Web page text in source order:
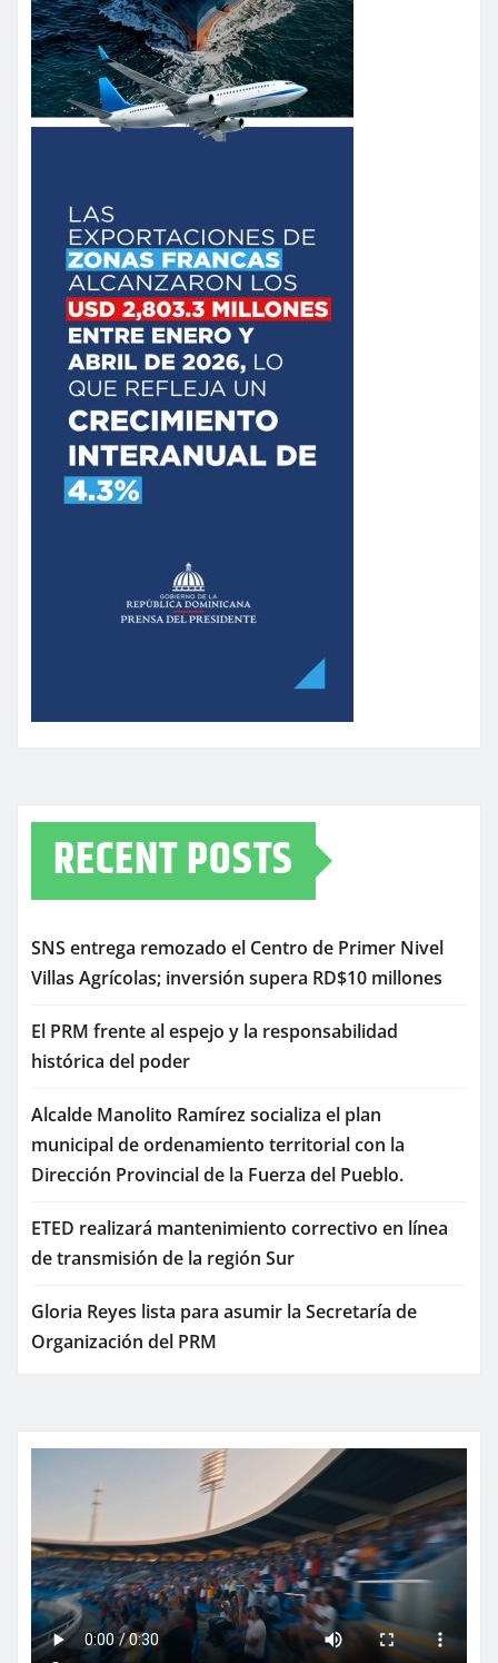
RECENT POSTS
SNS entrega remozado el Centro de Primer Nivel
Villas Agrícolas; inversión supera RD$10 millones
El PRM frente al espejo y la responsabilidad
histórica del poder
Alcalde Manolito Ramírez socializa el plan
municipal de ordenamiento territorial con la
Dirección Provincial de la Fuerza del Pueblo.
ETED realizará mantenimiento correctivo en línea
de transmisión de la región Sur
Gloria Reyes lista para asumir la Secretaría de
Organización del PRM